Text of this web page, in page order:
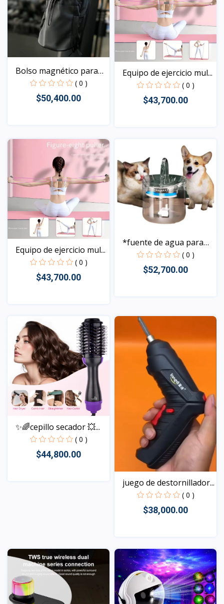
Bolso magnético para
( 0 )
$50,400.00
Equipo de ejercicio mul...
( 0 )
$43,700.00
Equipo de ejercicio mul...
( 0 )
$43,700.00
*fuente de agua para
ma...
( 0 )
$52,700.00
✨🌈cepillo secador 💥...
( 0 )
$44,800.00
juego de destornillador...
( 0 )
$38,000.00
Vista